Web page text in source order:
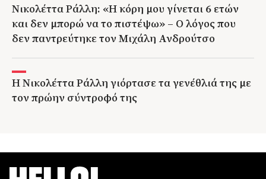
Νικολέττα Ράλλη: «Η κόρη μου γίνεται 6 ετών
και δεν μπορώ να το πιστέψω» – Ο λόγος που
δεν παντρεύτηκε τον Μιχάλη Ανδρούτσο
Η Νικολέττα Ράλλη γιόρτασε τα γενέθλιά της με
τον πρώην σύντροφό της